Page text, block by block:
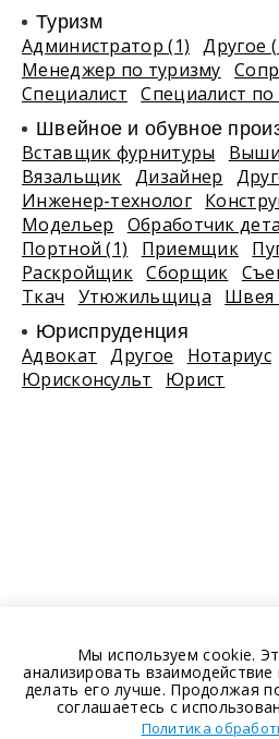
Туризм
Администратор (1) Другое
Менеджер по туризму
Специалист
Специалист по
Швейное и обувное
Вставщик фурнитуры
Вязальщик Дизайнер
Инженер-технолог
Модельер
Обработчик
Портной (1)
Приемщик
Раскройщик Сборщик
Ткач
Утюжильщица Швея
Юриспруденция
Адвокат Другое Нотариус
Юрисконсульт
Юрист
Мы используем cookie.
анализировать
делать его лучше. Продолжая
соглашаетесь с
Политика